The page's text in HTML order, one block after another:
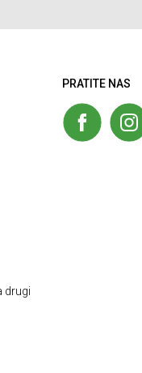
drugi
PRATITE NAS